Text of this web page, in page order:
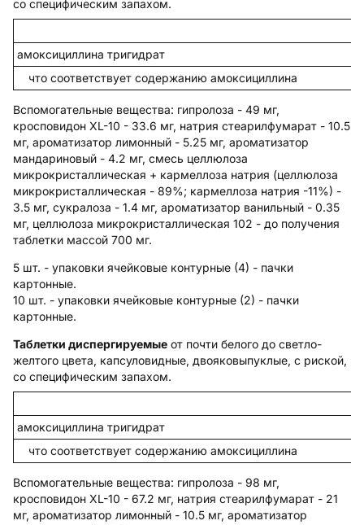
со специфическим запахом.
амоксициллина тригидрат
что соответствует содержанию амоксициллина
Вспомогательные вещества: гипролоза - 49 мг,
кросповидон XL-10 - 33.6 мг, натрия стеарилфумарат - 10.5
мг, ароматизатор лимонный - 5.25 мг, ароматизатор
мандариновый - 4.2 мг, смесь целлюлоза
микрокристаллическая + кармеллоза натрия (целлюлоза
микрокристаллическая - 89%; кармеллоза натрия -11%) -
3.5 мг, сукралоза - 1.4 мг, ароматизатор ванильный - 0.35
мг, целлюлоза микрокристаллическая 102 - до получения
таблетки массой 700 мг.
5 шт. - упаковки ячейковые контурные (4) - пачки
картонные.
10 шт. - упаковки ячейковые контурные (2) - пачки
картонные.
Таблетки диспергируемые от почти белого до светло-
желтого цвета, капсуловидные, двояковыпуклые, с риской,
со специфическим запахом.
амоксициллина тригидрат
что соответствует содержанию амоксициллина
Вспомогательные вещества: гипролоза - 98 мг,
кросповидон XL-10 - 67.2 мг, натрия стеарилфумарат - 21
мг, ароматизатор лимонный - 10.5 мг, ароматизатор